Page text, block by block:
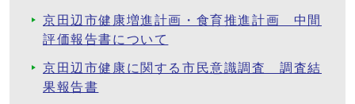
京田辺市健康増進計画・食育推進計画 中間
評価報告書について
京田辺市健康に関する市民意識調査 調査結
果報告書